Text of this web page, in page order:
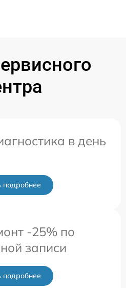
в день
подробнее
-25% по
записи
подробнее